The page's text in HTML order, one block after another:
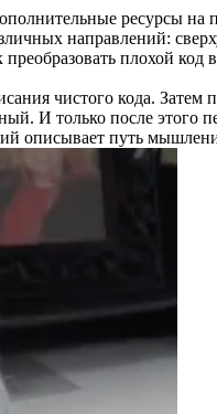
ресурсы
направлений:
преобразовать плохой код
чистого кода.
И только после этого
описывает путь